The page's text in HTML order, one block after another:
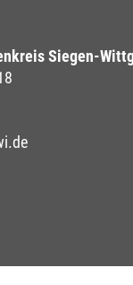
Siegen-